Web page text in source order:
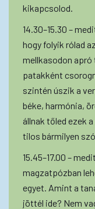
kikapcsolod.
14.30–15.30 –
hogy folyik rólad
mellkasodon apró
patakként
szintén úszik a
béke, harmónia,
állnak tőled ezek
tilos bármilyen
15.45–17.00 –
magzatpózban
egyet. Amint a
jöttél ide? Nem